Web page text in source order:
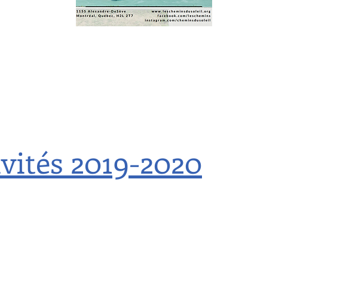
2019-2020